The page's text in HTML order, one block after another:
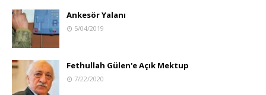
Ankesör Yalanı
5/04/2019
Fethullah Gülen'e Açık Mektup
7/22/2020